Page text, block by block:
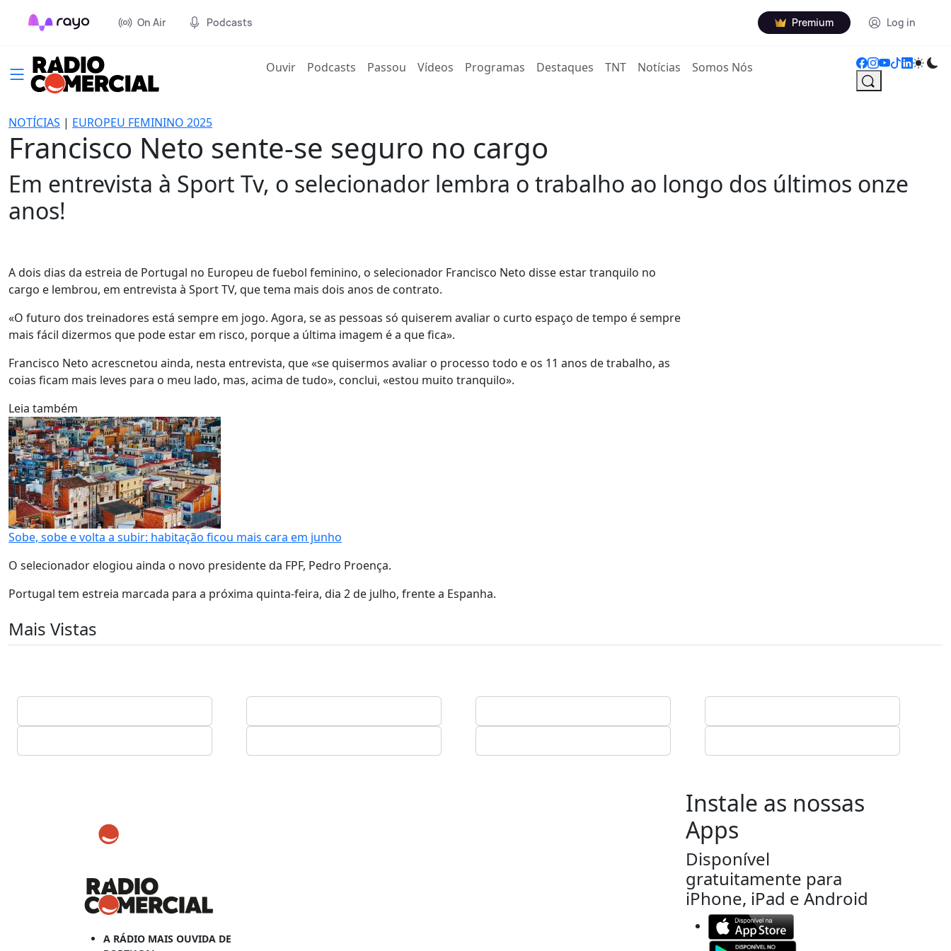
On Air Podcasts Premium Log in
Ouvir(current)
Podcasts Passou Vídeos Programas Destaques TNT Notícias Somos Nós
NOTÍCIAS | EUROPEU FEMININO 2025
Francisco Neto sente-se seguro no cargo
Em entrevista à Sport Tv, o selecionador lembra o trabalho ao longo dos últimos onze
anos!
A dois dias da estreia de Portugal no Europeu de fuebol feminino, o selecionador Francisco Neto disse estar tranquilo no
cargo e lembrou, em entrevista à Sport TV, que tema mais dois anos de contrato.
«O futuro dos treinadores está sempre em jogo. Agora, se as pessoas só quiserem avaliar o curto espaço de tempo é sempre
mais fácil dizermos que pode estar em risco, porque a última imagem é a que fica».
Francisco Neto acrescnetou ainda, nesta entrevista, que «se quisermos avaliar o processo todo e os 11 anos de trabalho, as
coias ficam mais leves para o meu lado, mas, acima de tudo», conclui, «estou muito tranquilo».
Leia também
Sobe, sobe e volta a subir: habitação ficou mais cara em junho
O selecionador elogiou ainda o novo presidente da FPF, Pedro Proença.
Portugal tem estreia marcada para a próxima quinta-feira, dia 2 de julho, frente a Espanha.
Mais Vistas
A RÁDIO MAIS OUVIDA DE
Instale as nossas
Apps
Disponível
gratuitamente para
iPhone, iPad e Android